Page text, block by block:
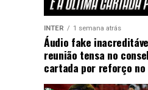
INTER 1 semana atrás
Áudio fake
reunião tensa no
cartada por reforço